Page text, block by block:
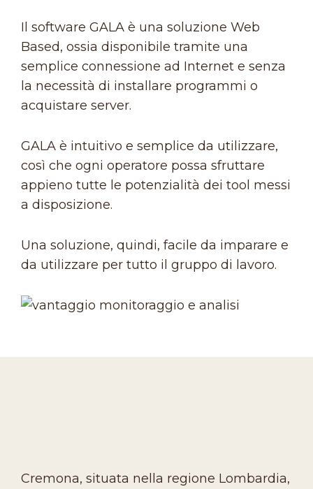
Il software GALA è una soluzione Web
Based, ossia disponibile tramite una
semplice connessione ad Internet e senza
la necessità di installare programmi o
acquistare server.
GALA è intuitivo e semplice da utilizzare,
così che ogni operatore possa sfruttare
appieno tutte le potenzialità dei tool messi
a disposizione.
Una soluzione, quindi, facile da imparare e
da utilizzare per tutto il gruppo di lavoro.
Cremona, situata nella regione Lombardia,